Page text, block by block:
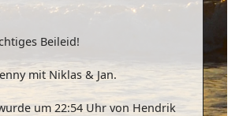
Beileid!
mit Niklas & Jan.
um 22:54 Uhr von Hendrik